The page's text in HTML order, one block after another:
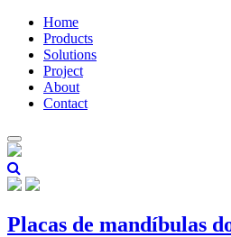
Home
Products
Solutions
Project
About
Contact
Placas de mandíbulas